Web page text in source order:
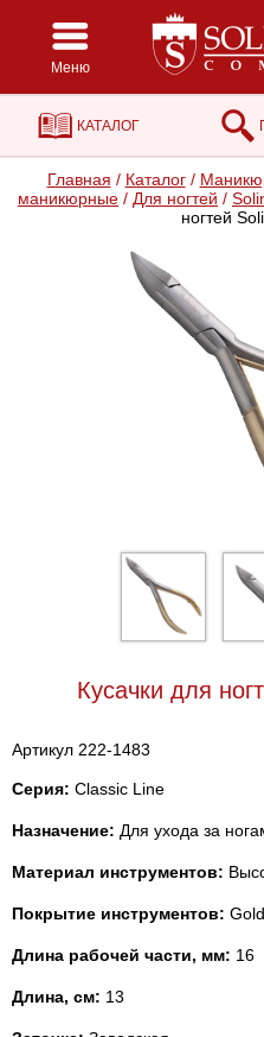
Меню
КАТАЛОГ
Главная / Каталог /
маникюрные / Для ногтей /
ногтей
Кусачки для
Артикул 222-1483
Серия: Classic Line
Назначение: Для ухода за
Материал инструментов:
Покрытие инструментов: Gold
Длина рабочей части, мм: 16
Длина, см: 13